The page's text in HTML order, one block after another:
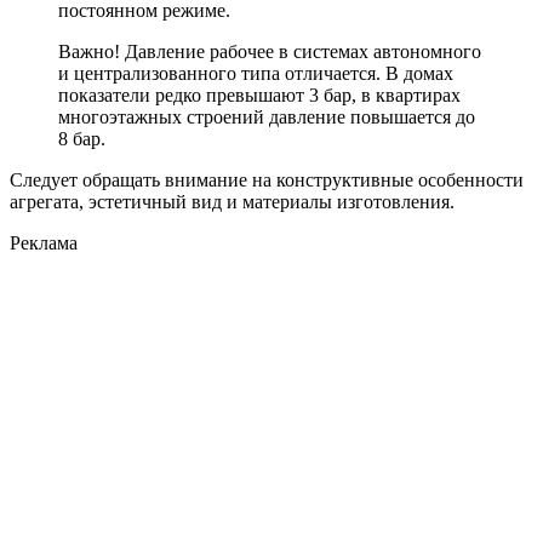
постоянном режиме.
Важно! Давление рабочее в системах автономного
и централизованного типа отличается. В домах
показатели редко превышают 3 бар, в квартирах
многоэтажных строений давление повышается до
8 бар.
Следует обращать внимание на конструктивные особенности
агрегата, эстетичный вид и материалы изготовления.
Реклама